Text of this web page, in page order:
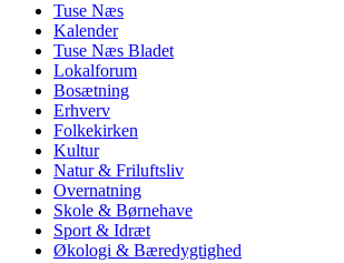
Tuse Næs
Kalender
Tuse Næs Bladet
Lokalforum
Bosætning
Erhverv
Folkekirken
Kultur
Natur & Friluftsliv
Overnatning
Skole & Børnehave
Sport & Idræt
Økologi & Bæredygtighed